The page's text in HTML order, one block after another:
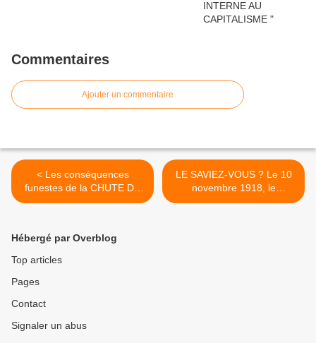
Commentaires
Ajouter un commentaire
< Les conséquences
funestes de la CHUTE DU
MUR de Berlin
LE SAVIEZ-VOUS ? Le 10
novembre 1918, le
DRAPEAU ROUGE flotte
Hébergé par Overblog
Top articles
Pages
Contact
Signaler un abus